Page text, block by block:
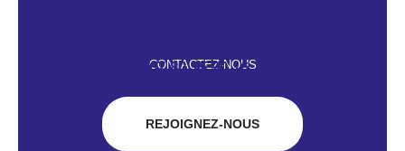
CONTACTEZ-NOUS
07 80 15 90 16
REJOIGNEZ-NOUS